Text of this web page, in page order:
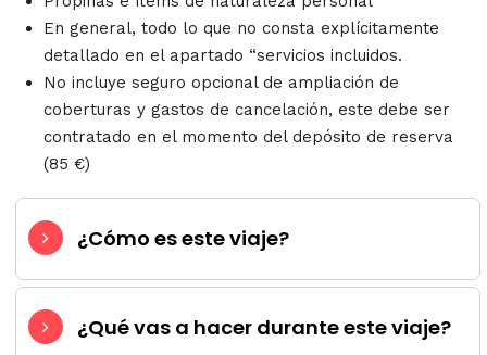
En general, todo lo que no consta explícitamente
detallado en el apartado “servicios incluidos.
No incluye seguro opcional de ampliación de
coberturas y gastos de cancelación, este debe ser
contratado en el momento del depósito de reserva
(85 €)
¿Cómo es este viaje?
¿Qué vas a hacer durante este viaje?